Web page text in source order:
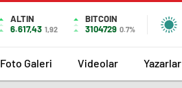
ALTIN
6.617,43 1,92
BITCOIN
3104729 0.7%
Foto Galeri Videolar Yazarlar